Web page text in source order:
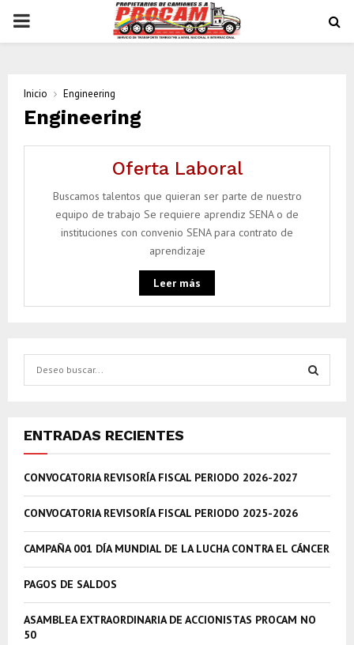
PRIMARY
Inicio Engineering
Engineering
Oferta Laboral
Buscamos talentos que quieran ser parte de nuestro
equipo de trabajo Se requiere aprendiz SENA o de
instituciones con convenio SENA para contrato de
aprendizaje
Leer más
c
h
o
r
:
R
C
ENTRADAS RECIENTES
CONVOCATORIA REVISORÍA FISCAL PERIODO 2026-2027
CONVOCATORIA REVISORÍA FISCAL PERIODO 2025-2026
CAMPAÑA 001 DÍA MUNDIAL DE LA LUCHA CONTRA EL CÁNCER
PAGOS DE SALDOS
ASAMBLEA EXTRAORDINARIA DE ACCIONISTAS PROCAM NO
50